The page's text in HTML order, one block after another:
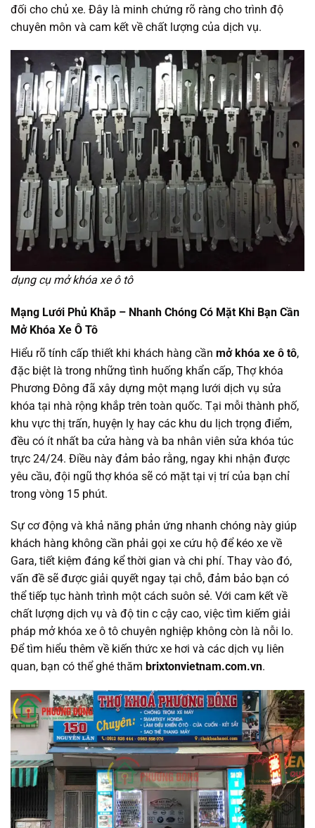
đối cho chủ xe. Đây là minh chứng rõ ràng cho trình độ
chuyên môn và cam kết về chất lượng của dịch vụ.
dụng cụ mở khóa xe ô tô
Mạng Lưới Phủ Khắp – Nhanh Chóng Có Mặt Khi Bạn Cần
Mở Khóa Xe Ô Tô
Hiểu rõ tính cấp thiết khi khách hàng cần mở khóa xe ô tô,
đặc biệt là trong những tình huống khẩn cấp, Thợ khóa
Phương Đông đã xây dựng một mạng lưới dịch vụ sửa
khóa tại nhà rộng khắp trên toàn quốc. Tại mỗi thành phố,
khu vực thị trấn, huyện lỵ hay các khu du lịch trọng điểm,
đều có ít nhất ba cửa hàng và ba nhân viên sửa khóa túc
trực 24/24. Điều này đảm bảo rằng, ngay khi nhận được
yêu cầu, đội ngũ thợ khóa sẽ có mặt tại vị trí của bạn chỉ
trong vòng 15 phút.
Sự cơ động và khả năng phản ứng nhanh chóng này giúp
khách hàng không cần phải gọi xe cứu hộ để kéo xe về
Gara, tiết kiệm đáng kể thời gian và chi phí. Thay vào đó,
vấn đề sẽ được giải quyết ngay tại chỗ, đảm bảo bạn có
thể tiếp tục hành trình một cách suôn sẻ. Với cam kết về
chất lượng dịch vụ và độ tin c cậy cao, việc tìm kiếm giải
pháp mở khóa xe ô tô chuyên nghiệp không còn là nỗi lo.
Để tìm hiểu thêm về kiến thức xe hơi và các dịch vụ liên
quan, bạn có thể ghé thăm brixtonvietnam.com.vn.